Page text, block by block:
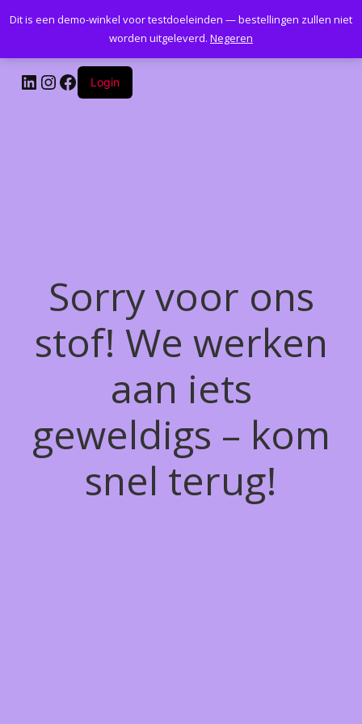
Kantoormeubelenplus.com
LinkedIn
Instagram
Facebook
Login
Sorry voor ons
stof! We werken
aan iets
geweldigs – kom
snel terug!
Dit is een demo-winkel voor testdoeleinden — bestellingen zullen niet
worden uitgeleverd. Negeren